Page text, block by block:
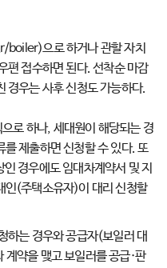
으로 하거나 관할 자치
편 접수하면 된다. 선착순 마감
경우는 사후 신청도 가능하다.
로 하나, 세대원이 해당되는 경
제출하면 신청할 수 있다. 또
경우에도 임대차계약서 및 지
인(주택소유자)이 대리 신청할
하는 경우와 공급자(보일러 대
계약을 맺고 보일러를 공급·판